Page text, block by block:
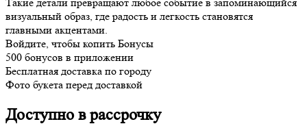
визуальный образ, где радость и легкость становятся
главными акцентами.
Войдите, чтобы копить Бонусы
500 бонусов в приложении
Бесплатная доставка по городу
Фото букета перед доставкой
Доступно в рассрочку